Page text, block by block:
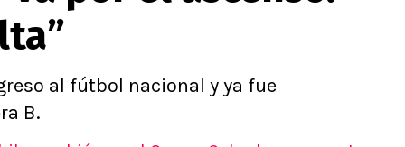
Serie A
al fútbol nacional y ya fue
B.